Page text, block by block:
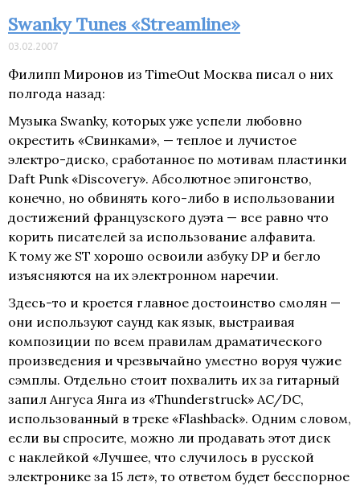
Swanky Tunes «Streamline»
03.02.2007
Филипп Миронов из TimeOut Москва писал о них
полгода назад:
Музыка Swanky, которых уже успели любовно
окрестить «Свинками», — теплое и лучистое
электро-диско, сработанное по мотивам пластинки
Daft Punk «Discovery». Абсолютное эпигонство,
конечно, но обвинять кого-либо в использовании
достижений французского дуэта — все равно что
корить писателей за использование алфавита.
К тому же ST хорошо освоили азбуку DP и бегло
изъясняются на их электронном наречии.
Здесь-то и кроется главное достоинство смолян —
они используют саунд как язык, выстраивая
композиции по всем правилам драматического
произведения и чрезвычайно уместно воруя чужие
сэмплы. Отдельно стоит похвалить их за гитарный
запил Ангуса Янга из «Thunderstruck» AC/DC,
использованный в треке «Flashback». Одним словом,
если вы спросите, можно ли продавать этот диск
с наклейкой «Лучшее, что случилось в русской
электронике за 15 лет», то ответом будет бесспорное